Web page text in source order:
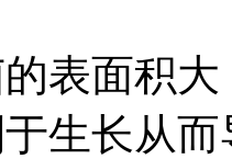
表面积
生长从